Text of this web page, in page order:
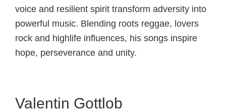
voice and resilient spirit transform adversity into
powerful music. Blending roots reggae, lovers
rock and highlife influences, his songs inspire
hope, perseverance and unity.
Valentin Gottlob